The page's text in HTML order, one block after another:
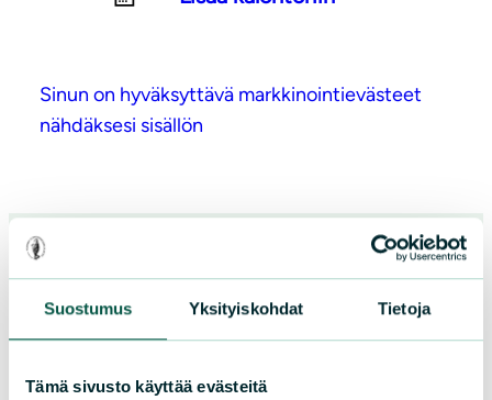
Suostumus Yksityiskohdat Tietoja
Tämä sivusto käyttää evästeitä
Sinun on hyväksyttävä markkinointievästeet
nähdäksesi sisällön
Helsingin luonnonsuojeluyhdistys ry /